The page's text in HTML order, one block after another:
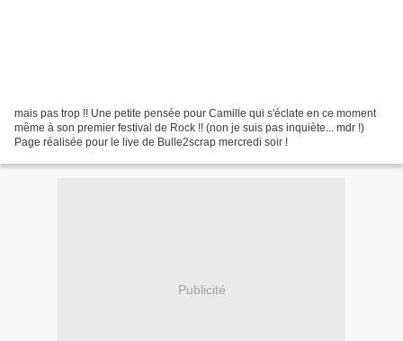
mais pas trop !! Une petite pensée pour Camille qui s'éclate en ce moment
même à son premier festival de Rock !! (non je suis pas inquiète... mdr !)
Page réalisée pour le live de Bulle2scrap mercredi soir !
Publicité